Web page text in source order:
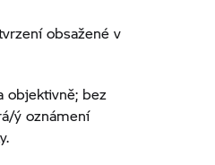
obsažené v
objektivně; bez
ý oznámení